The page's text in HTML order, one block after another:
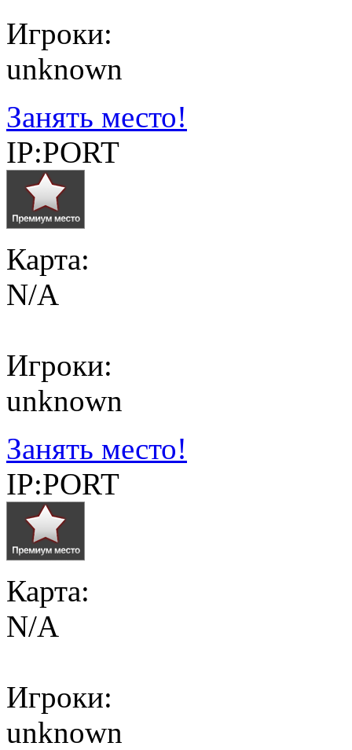
Игроки:
unknown
Занять место!
IP:PORT
Карта:
N/A
Игроки:
unknown
Занять место!
IP:PORT
Карта:
N/A
Игроки:
unknown